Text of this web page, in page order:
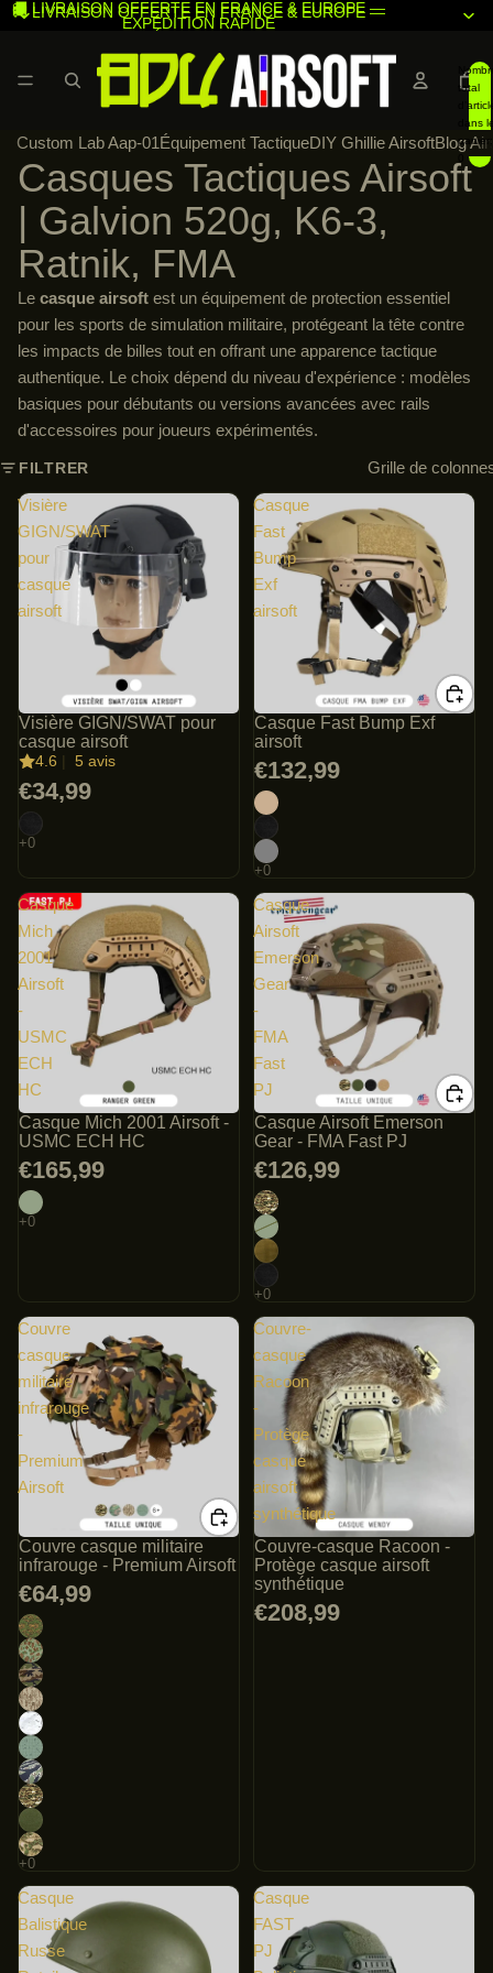
🚚 LIVRAISON OFFERTE EN FRANCE & EUROPE —
EXPÉDITION RAPIDE
🚚 LIVRAISON OFFERTE EN FRANCE & EUROPE —
total
dans
panier:
Custom Lab Aap-01Équipement TactiqueDIY Ghillie AirsoftBlog
Casques Tactiques Airsoft
| Galvion 520g, K6-3,
Ratnik, FMA
Le casque airsoft est un équipement de protection essentiel
pour les sports de simulation militaire, protégeant la tête contre
les impacts de billes tout en offrant une apparence tactique
authentique. Le choix dépend du niveau d'expérience : modèles
basiques pour débutants ou versions avancées avec rails
d'accessoires pour joueurs expérimentés.
FILTRER
Grille de
Visière
GIGN/SWAT
pour
casque
airsoft
Visière GIGN/SWAT pour
casque airsoft
4.6 | 5 avis
€34,99
Casque
Fast
Bump
Exf
airsoft
Casque Fast Bump Exf
airsoft
€132,99
Casque
Mich
2001
Airsoft
-
USMC
ECH
HC
Casque Mich 2001 Airsoft -
USMC ECH HC
€165,99
Casque
Airsoft
Emerson
Gear
-
FMA
Fast
PJ
Casque Airsoft Emerson
Gear - FMA Fast PJ
€126,99
Couvre
casque
militaire
infrarouge
-
Premium
Airsoft
Couvre casque militaire
infrarouge - Premium Airsoft
€64,99
Couvre-
casque
Racoon
-
Protège
casque
airsoft
synthétique
Couvre-casque Racoon -
Protège casque airsoft
synthétique
€208,99
Casque
Balistique
Russe
Casque
FAST
PJ